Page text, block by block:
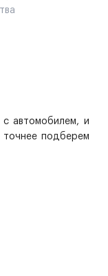
автомобилем, и
подберем